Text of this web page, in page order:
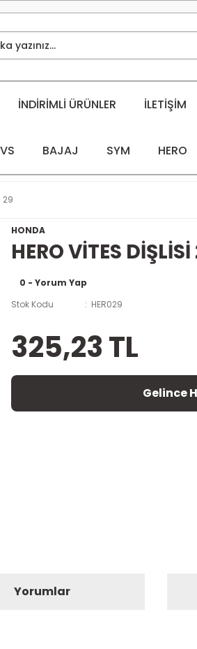
İNDİRİMLİ ÜRÜNLER İLETİŞİM
BAJAJ SYM HERO
29
HONDA
HERO VİTES
0 - Yorum Yap
Stok Kodu
HER029
325,23 TL
Gelince
Yorumlar